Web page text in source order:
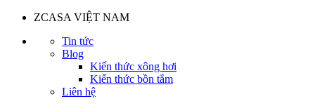
ZCASA VIỆT NAM
Tin tức
Blog
Kiến thức xông hơi
Kiến thức bồn tắm
Liên hệ